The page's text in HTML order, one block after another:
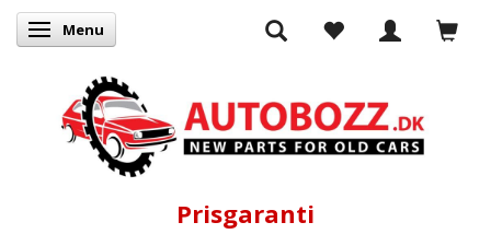
Skifte navigation
Menu
Prisgaranti